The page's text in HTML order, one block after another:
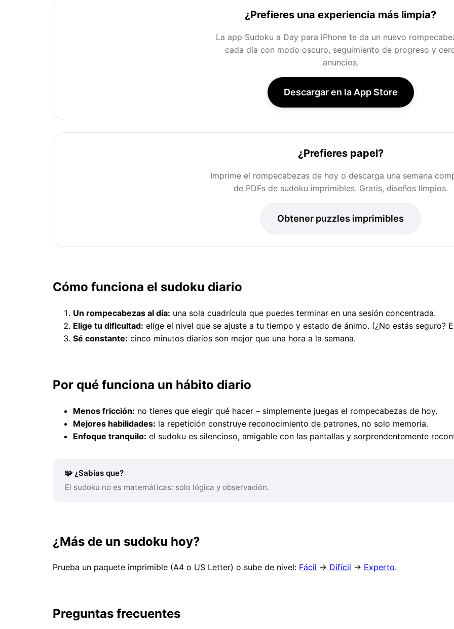
¿Prefieres una experiencia más limpia?
La app Sudoku a Day para iPhone te da un nuevo
cada día con modo oscuro, seguimiento de progreso y
anuncios.
Descargar en la App Store
¿Prefieres papel?
Imprime el rompecabezas de hoy o descarga una semana
de PDFs de sudoku imprimibles. Gratis, diseños limpios.
Obtener puzzles imprimibles
Cómo funciona el sudoku diario
Un rompecabezas al día: una sola cuadrícula que puedes terminar en una sesión concentrada.
Elige tu dificultad: elige el nivel que se ajuste a tu tiempo y estado de ánimo. (¿No estás seguro?
Sé constante: cinco minutos diarios son mejor que una hora a la semana.
Por qué funciona un hábito diario
Menos fricción: no tienes que elegir qué hacer – simplemente juegas el rompecabezas de hoy.
Mejores habilidades: la repetición construye reconocimiento de patrones, no solo memoria.
Enfoque tranquilo: el sudoku es silencioso, amigable con las pantallas y sorprendentemente
🧩 ¿Sabías que?
El sudoku no es matemáticas: solo lógica y observación.
¿Más de un sudoku hoy?
Prueba un paquete imprimible (A4 o US Letter) o sube de nivel: Fácil → Difícil → Experto.
Preguntas frecuentes